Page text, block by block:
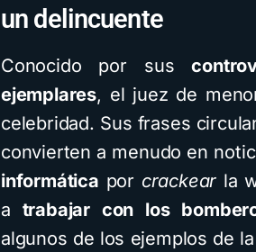
un delincuente
Conocido por sus
ejemplares, el juez de
celebridad. Sus frases
convierten a menudo en
informática por crackear la
a trabajar con los
algunos de los ejemplos de